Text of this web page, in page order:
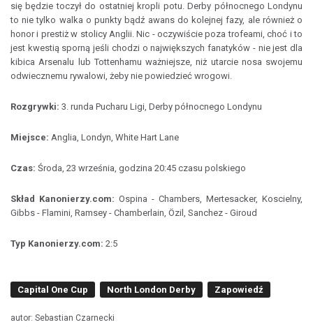
się będzie toczył do ostatniej kropli potu. Derby północnego Londynu
to nie tylko walka o punkty bądź awans do kolejnej fazy, ale również o
honor i prestiż w stolicy Anglii. Nic - oczywiście poza trofeami, choć i to
jest kwestią sporną jeśli chodzi o największych fanatyków - nie jest dla
kibica Arsenalu lub Tottenhamu ważniejsze, niż utarcie nosa swojemu
odwiecznemu rywalowi, żeby nie powiedzieć wrogowi.
Rozgrywki: 3. runda Pucharu Ligi, Derby północnego Londynu
Miejsce: Anglia, Londyn, White Hart Lane
Czas: Środa, 23 września, godzina 20:45 czasu polskiego
Skład Kanonierzy.com: Ospina - Chambers, Mertesacker, Koscielny,
Gibbs - Flamini, Ramsey - Chamberlain, Özil, Sanchez - Giroud
Typ Kanonierzy.com: 2:5
Capital One Cup North London Derby Zapowiedź
autor: Sebastian Czarnecki